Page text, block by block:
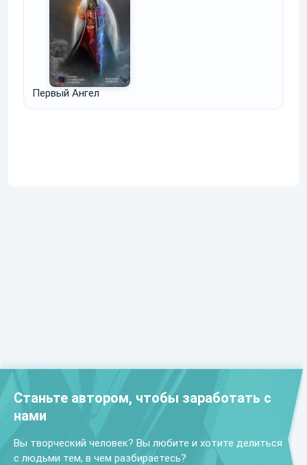
Первый Ангел
Станьте автором, чтобы заработать с
нами
Вы творческий человек? Вы любите и хотите делиться
с людьми тем, в чем разбираетесь?